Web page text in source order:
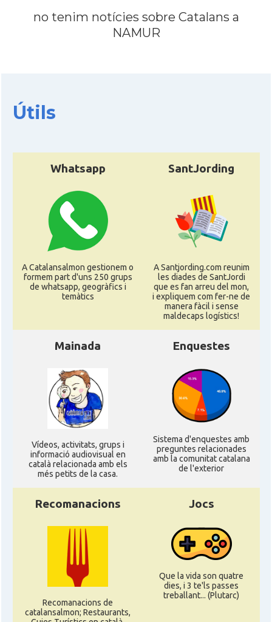
no tenim notícies sobre Catalans a
NAMUR
Útils
Whatsapp
A Catalansalmon gestionem o
formem part d'uns 250 grups
de whatsapp, geogràfics i
temàtics
SantJording
A Santjording.com reunim
les diades de SantJordi
que es fan arreu del mon,
i expliquem com fer-ne de
manera fàcil i sense
maldecaps logí­stics!
Mainada
Ví­deos, activitats, grups i
informació audiovisual en
català relacionada amb els
més petits de la casa.
Enquestes
Sistema d'enquestes amb
preguntes relacionades
amb la comunitat catalana
de l'exterior
Recomanacions
Recomanacions de
catalansalmon; Restaurants,
Jocs
Que la vida son quatre
dies, i 3 te'ls passes
treballant... (Plutarc)